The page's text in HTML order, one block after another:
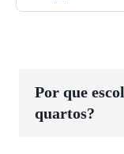
Por que
quartos?